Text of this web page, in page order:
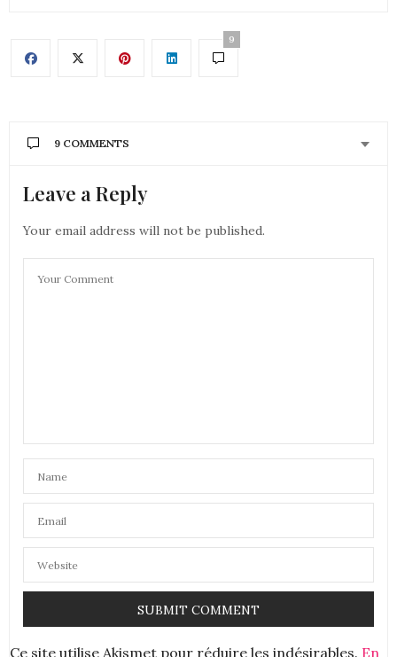
9
9 COMMENTS
LES TESTS DE STÉPHANIE
21 MAI 2021 À 13 H 12 MIN
JAmais testé cettemarque je ne connais que de nom
MAMAN GOUPIL
21 MAI 2021 À 20 H 01 MIN
Hello,
pharmacie.
Bises
Leave a Reply
Your email address will not be published.
Ce site utilise Akismet pour réduire les indésirables. En